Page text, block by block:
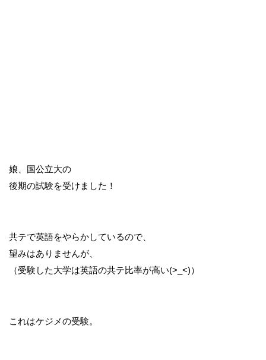
娘、国公立大の
後期の試験を受けました！
共テで英語をやらかしているので、
望みはありませんが、
（受験した大学は英語の共テ比率が高い(>_<)）
これはケジメの受験。